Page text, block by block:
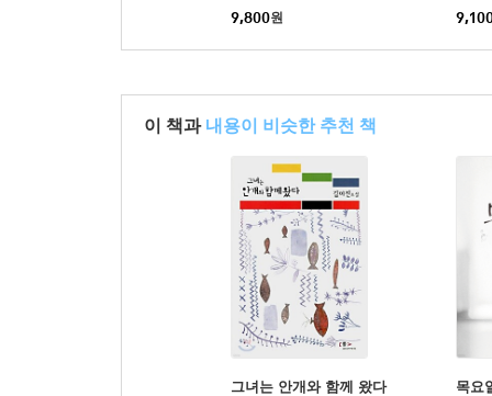
9,800원
이 책과 내용이 비슷한 추천 책
그녀는 안개와 함께 왔다 목요